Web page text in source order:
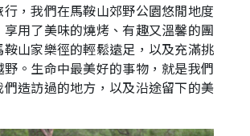
，我們在馬鞍山郊野公園悠閒地度
用了美味的燒烤、有趣又溫馨的團
山家樂徑的輕鬆遠足，以及充滿挑
。生命中最美好的事物，就是我們
造訪過的地方，以及沿途留下的美